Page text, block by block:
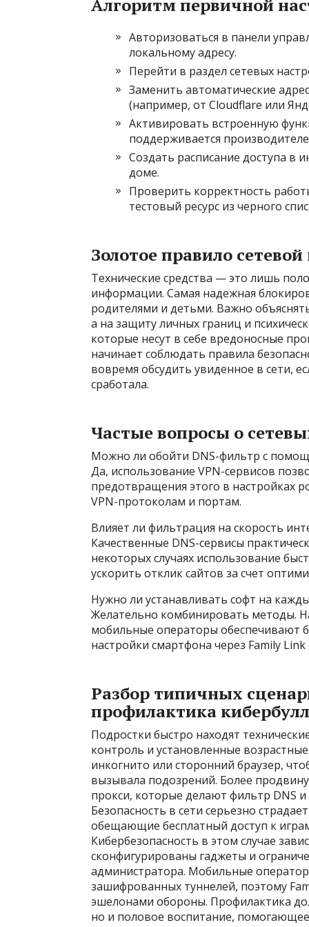
Алгоритм первичной
Авторизоваться в панели
локальному адресу.
Перейти в раздел сетевых
Заменить автоматические
(например, от Cloudflare или
Активировать встроенную
поддерживается
Создать расписание доступа в
доме.
Проверить корректность
тестовый ресурс из черного
Золотое правило
Технические средства — это лишь
информации. Самая надежная
родителями и детьми. Важно
а на защиту личных границ и
которые несут в себе вредоносные
начинает соблюдать правила
вовремя обсудить увиденное в сети,
сработала.
Частые вопросы о
Можно ли обойти DNS-фильтр с
Да, использование VPN-сервисов
предотвращения этого в настройках
VPN-протоколам и портам.
Влияет ли фильтрация на скорость
Качественные DNS-сервисы
некоторых случаях использование
ускорить отклик сайтов за счет
Нужно ли устанавливать софт на
Желательно комбинировать методы.
мобильные операторы обеспечивают
настройки смартфона через Family
Разбор типичных
профилактика
Подростки быстро находят
контроль и установленные
инкогнито или сторонний браузер,
вызывала подозрений. Более
прокси, которые делают фильтр DNS
Безопасность в сети серьезно
обещающие бесплатный доступ к
Кибербезопасность в этом случае
сконфигурированы гаджеты и
администратора. Мобильные
зашифрованных туннелей, поэтому
эшелонами обороны. Профилактика
но и половое воспитание,